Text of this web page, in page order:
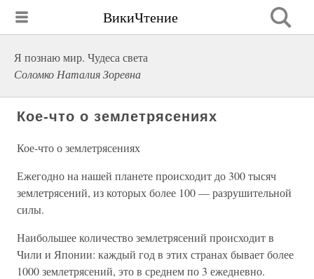
ВикиЧтение
Я познаю мир. Чудеса света
Соломко Наталия Зоревна
Кое-что о землетрясениях
Кое-что о землетрясениях
Ежегодно на нашей планете происходит до 300 тысяч
землетрясений, из которых более 100 — разрушительной
силы.
Наибольшее количество землетрясений происходит в
Чили и Японии: каждый год в этих странах бывает более
1000 землетрясений, это в среднем по 3 ежедневно.